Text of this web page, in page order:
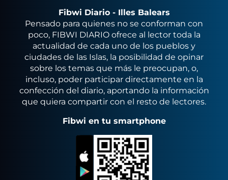
Fibwi Diario - Illes Balears
Pensado para quienes no se conforman con
poco, FIBWI DIARIO ofrece al lector toda la
actualidad de cada uno de los pueblos y
ciudades de las Islas, la posibilidad de opinar
sobre los temas que más le preocupan, o,
incluso, poder participar directamente en la
confección del diario, aportando la información
que quiera compartir con el resto de lectores.
Fibwi en tu smartphone